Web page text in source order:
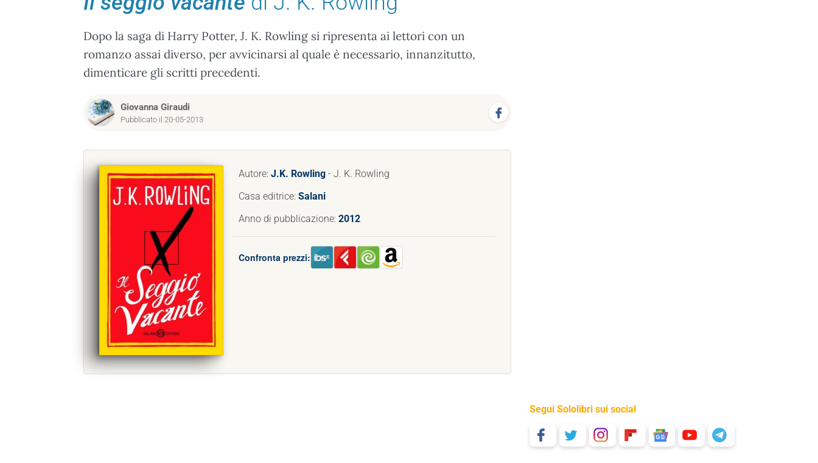
Dopo la saga di Harry Potter, J. K. Rowling si ripresenta ai lettori con un
romanzo assai diverso, per avvicinarsi al quale è necessario, innanzitutto,
dimenticare gli scritti precedenti.
Giovanna Giraudi
Pubblicato il 20-05-2013
Autore: J.K. Rowling - J. K. Rowling
Casa editrice: Salani
Anno di pubblicazione: 2012
Confronta prezzi:
Segui Sololibri sui social